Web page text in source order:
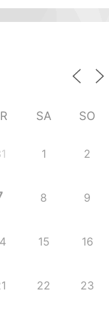
SA SO
1 2
8 9
15 16
22 23